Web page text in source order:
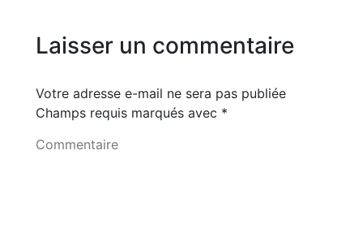
Laisser un commentaire
Votre adresse e-mail ne sera pas publiée
Champs requis marqués avec *
Commentaire